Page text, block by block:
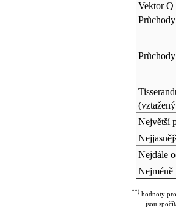
Vektor Q
Největší
Nejdále
Nejméně
**) hodnoty
jsou